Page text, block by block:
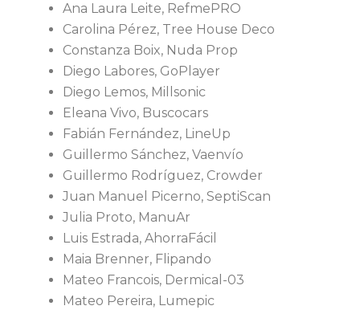
Ana Laura Leite, RefmePRO
Carolina Pérez, Tree House Deco
Constanza Boix, Nuda Prop
Diego Labores, GoPlayer
Diego Lemos, Millsonic
Eleana Vivo, Buscocars
Fabián Fernández, LineUp
Guillermo Sánchez, Vaenvío
Guillermo Rodríguez, Crowder
Juan Manuel Picerno, SeptiScan
Julia Proto, ManuAr
Luis Estrada, AhorraFácil
Maia Brenner, Flipando
Mateo Francois, Dermical-03
Mateo Pereira, Lumepic